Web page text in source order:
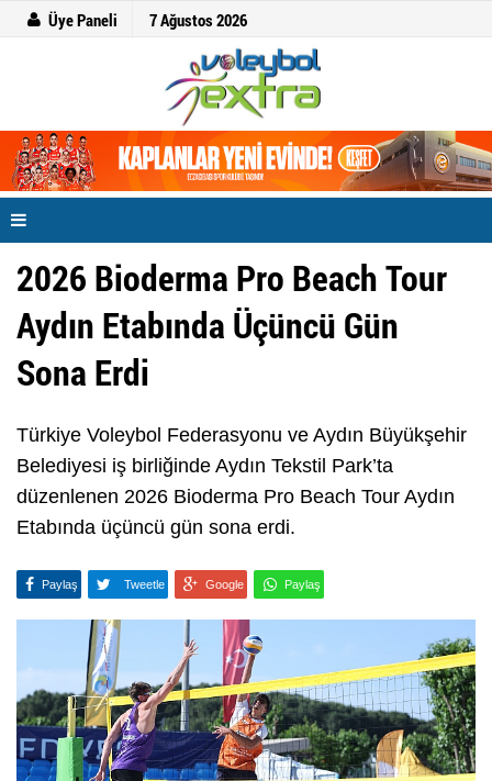
Üye Paneli 7 Ağustos 2026
2026 Bioderma Pro Beach Tour
Aydın Etabında Üçüncü Gün
Sona Erdi
Türkiye Voleybol Federasyonu ve Aydın Büyükşehir
Belediyesi iş birliğinde Aydın Tekstil Park’ta
düzenlenen 2026 Bioderma Pro Beach Tour Aydın
Etabında üçüncü gün sona erdi.
Paylaş Tweetle Google Paylaş